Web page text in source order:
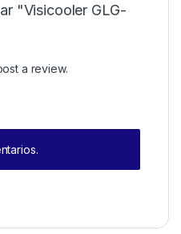
"Visicooler GLG-
a review.